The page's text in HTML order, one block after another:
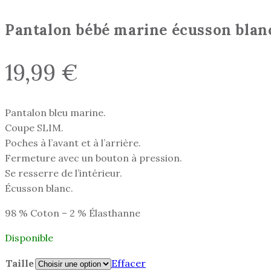
Pantalon bébé marine écusson
19,99 €
Pantalon bleu marine.
Coupe SLIM.
Poches à l’avant et à l’arrière.
Fermeture avec un bouton à pression.
Se resserre de l’intérieur.
Écusson blanc.
98 % Coton – 2 % Élasthanne
Disponible
Taille Effacer